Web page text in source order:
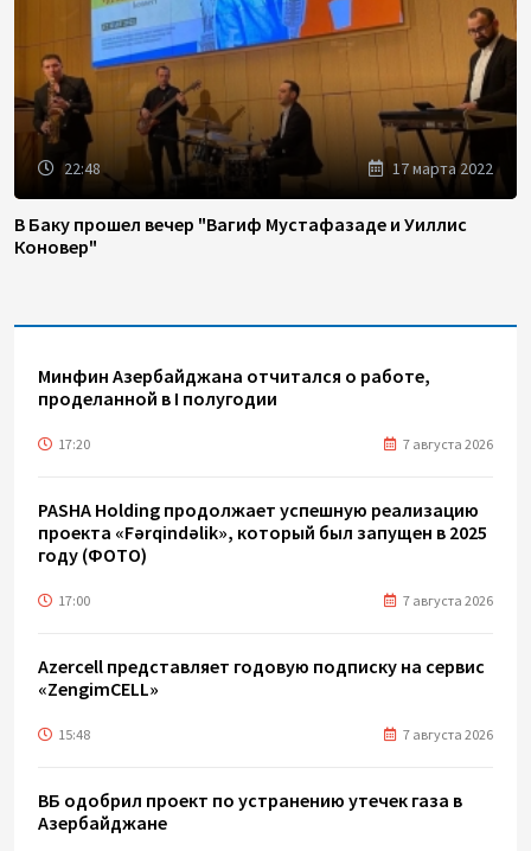
22:48 17 марта 2022
В Баку прошел вечер "Вагиф Мустафазаде и Уиллис
Коновер"
Минфин Азербайджана отчитался о работе,
проделанной в I полугодии
17:20 7 августа 2026
PASHA Holding продолжает успешную реализацию
проекта «Fərqindəlik», который был запущен в 2025
году (ФОТО)
17:00 7 августа 2026
Azercell представляет годовую подписку на сервис
«ZengimCELL»
15:48 7 августа 2026
ВБ одобрил проект по устранению утечек газа в
Азербайджане